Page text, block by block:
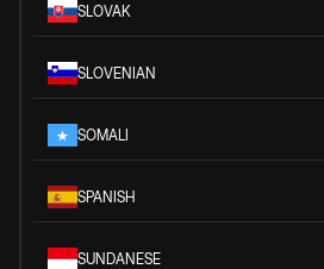
SLOVAK
SLOVENIAN
SOMALI
SPANISH
SUNDANESE